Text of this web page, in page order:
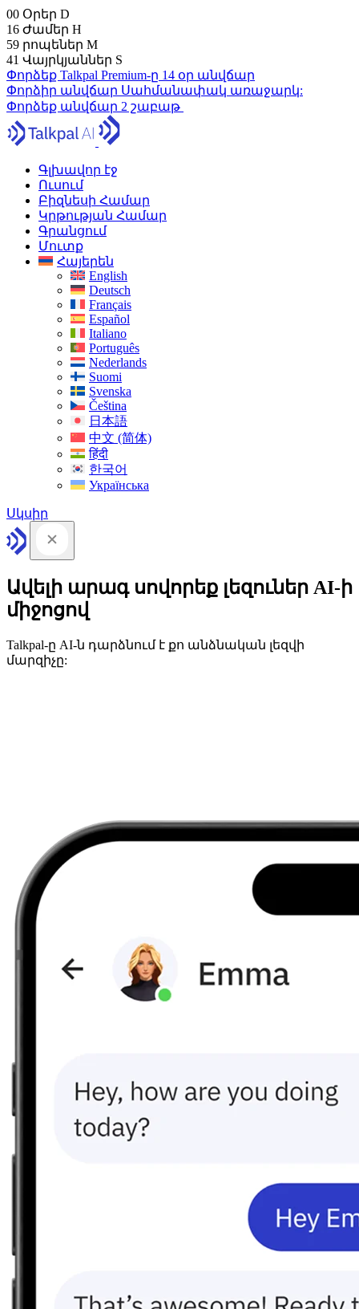
00 Օրեր D
16 Ժամեր H
59 րոպեներ M
39 Վայրկյաններ S
Փորձեք Talkpal Premium-ը 14 օր անվճար
Փորձիր անվճար Սահմանափակ առաջարկ:
Փորձեք անվճար 2 շաբաթ
Գլխավոր էջ
Ուսում
Բիզնեսի Համար
Կրթության Համար
Գրանցում
Մուտք
Հայերեն
English
Deutsch
Français
Español
Italiano
Português
Nederlands
Suomi
Svenska
Čeština
日本語
中文 (简体)
हिंदी
한국어
Українська
Սկսիր
Ավելի արագ սովորեք լեզուներ AI-ի
միջոցով
Talkpal-ը AI-ն դարձնում է քո անձնական լեզվի
մարզիչը: